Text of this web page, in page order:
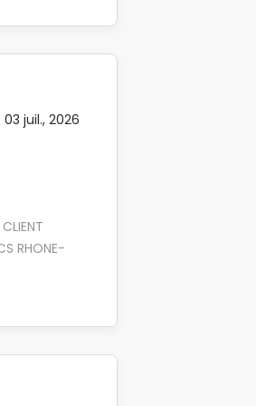
et
03 juil., 2026
RHONE-
!
Saint-
- Assurer